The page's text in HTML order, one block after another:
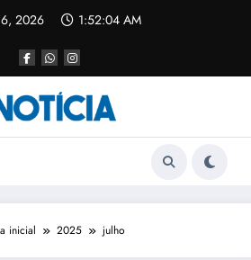
2026 1:52:05 AM
inicial 2025 julho